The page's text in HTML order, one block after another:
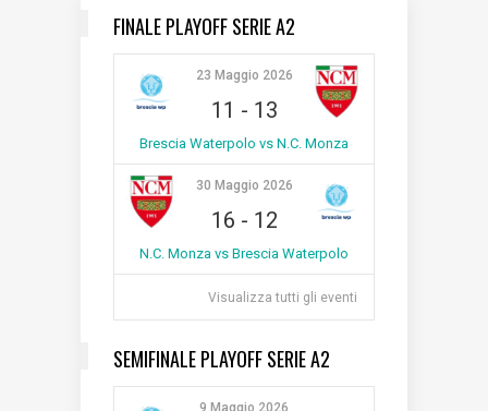
FINALE PLAYOFF SERIE A2
23 Maggio 2026
11 - 13
Brescia Waterpolo vs N.C. Monza
30 Maggio 2026
16 - 12
N.C. Monza vs Brescia Waterpolo
Visualizza tutti gli eventi
SEMIFINALE PLAYOFF SERIE A2
9 Maggio 2026